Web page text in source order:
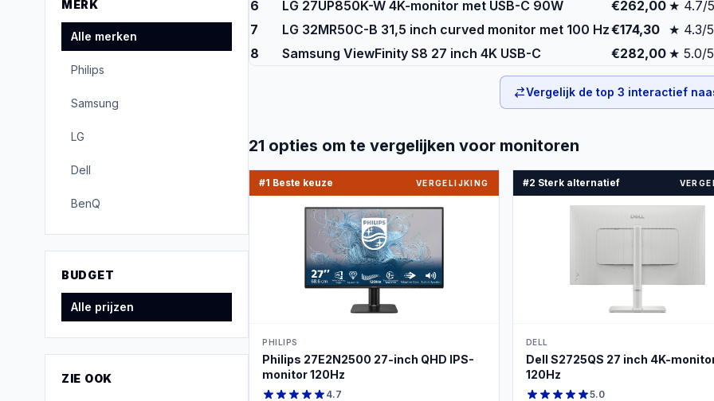
MERK
Alle merken
Philips
Samsung
LG
Dell
BenQ
BUDGET
Alle prijzen
ZIE OOK
6 LG 27UP850K-W 4K-monitor met USB-C 90W €262,00 ★ 4.7/5
7 LG 32MR50C-B 31,5 inch curved monitor met 100 Hz€174,30 ★ 4.3/5
8 Samsung ViewFinity S8 27 inch 4K USB-C €282,00 ★ 5.0/5
Vergelijk de top 3 interactief
21 opties om te vergelijken voor monitoren
#1 Beste keuze VERGELIJKING
PRODUCTBEELD
PHILIPS
Philips 27E2N2500 27-inch QHD IPS-
monitor 120Hz
4.7
#2 Sterk alternatief
DELL
Dell S2725QS 27 inch 4K-
120Hz
5.0